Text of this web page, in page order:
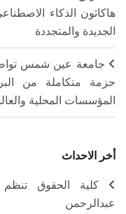
هاكاثون الذكاء
الجديدة والمتجددة
جامعة عين شمس
حزمة متكاملة من
المؤسسات المحلية
أخر الاحداث
كلية الحقوق
عبدالرحمن